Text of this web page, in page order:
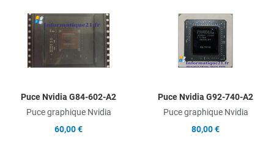
Add to Compare
Puce Nvidia G84-602-A2
Puce graphique Nvidia
60,00 €
Puce Nvidia G92-740-A2
Puce graphique Nvidia
80,00 €